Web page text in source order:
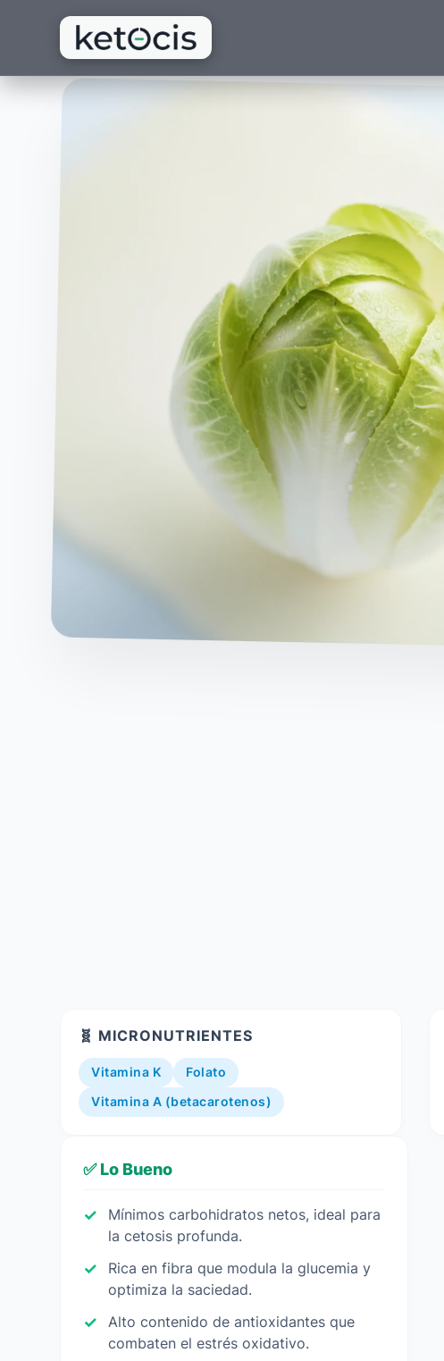
🧬 MICRONUTRIENTES
Vitamina K Folato
Vitamina A (betacarotenos)
✅ Lo Bueno
Mínimos carbohidratos netos, ideal para
la cetosis profunda.
Rica en fibra que modula la glucemia y
optimiza la saciedad.
Alto contenido de antioxidantes que
combaten el estrés oxidativo.